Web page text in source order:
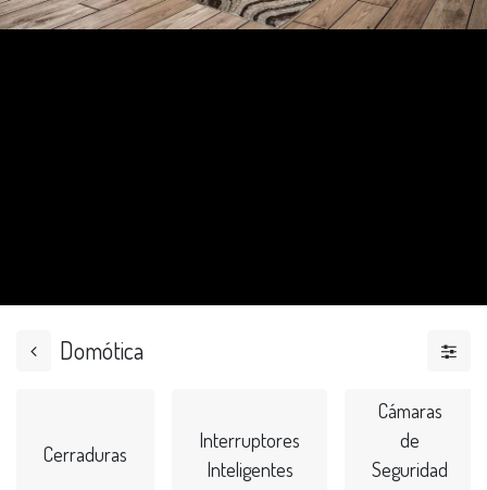
Domótica
Cerraduras
Interruptores
Inteligentes
Cámaras
de
Seguridad